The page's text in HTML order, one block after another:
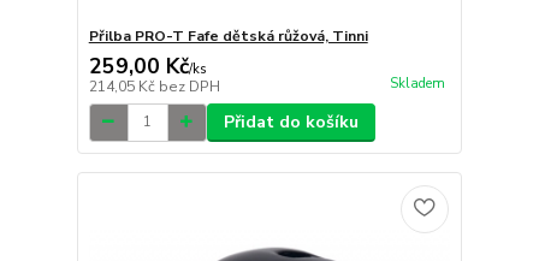
Přilba PRO-T Fafe dětská růžová, Tinni
259,00 Kč/ks
214,05 Kč bez DPH Skladem
Přidat do košíku